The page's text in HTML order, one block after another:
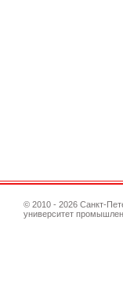
© 2010 - 2026 Санкт-
университет